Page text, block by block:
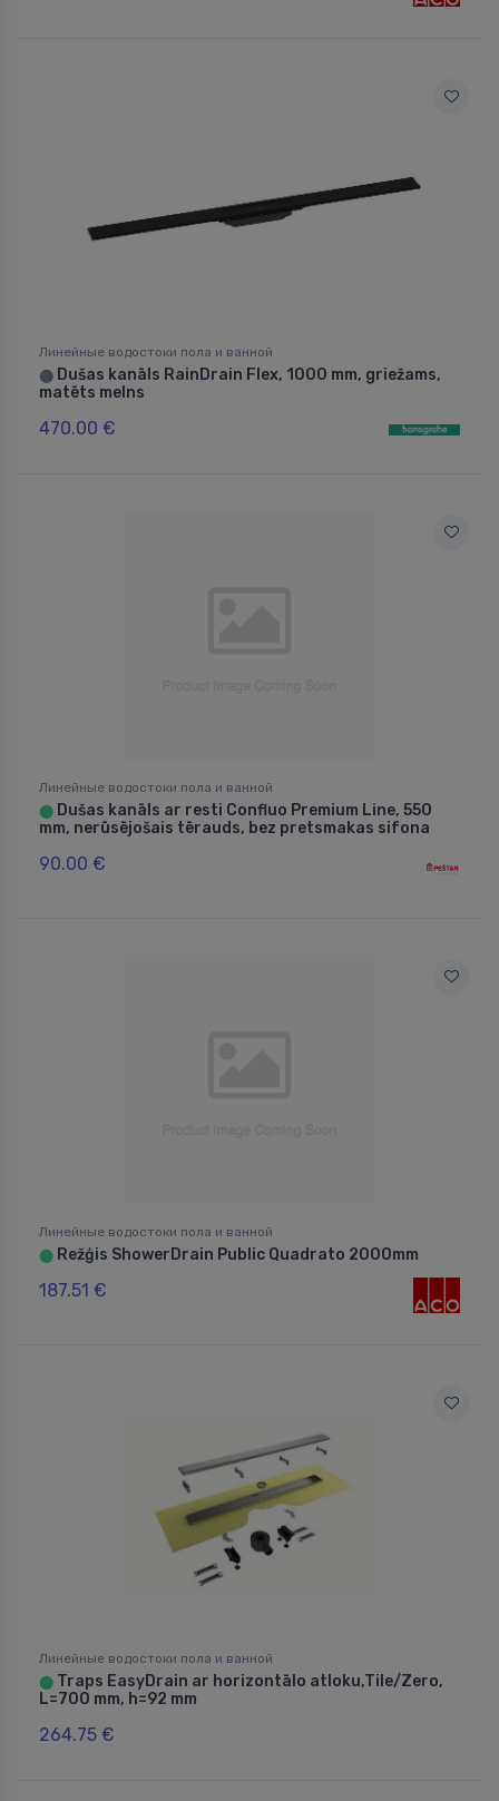
Линейные водостоки пола и ванной
⬤ Dušas kanāls RainDrain Flex, 1000 mm, griežams,
matēts melns
470.00 €
Линейные водостоки пола и ванной
⬤ Dušas kanāls ar resti Confluo Premium Line, 550
mm, nerūsējošais tērauds, bez pretsmakas sifona
90.00 €
Линейные водостоки пола и ванной
⬤ Režģis ShowerDrain Public Quadrato 2000mm
187.51 €
Линейные водостоки пола и ванной
⬤ Traps EasyDrain ar horizontālo atloku,Tile/Zero,
L=700 mm, h=92 mm
264.75 €